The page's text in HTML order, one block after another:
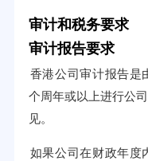
审计和税务要求
审计报告要求
香港公司审计报告是
个周年或以上进行公
见。
如果公司在财政年度